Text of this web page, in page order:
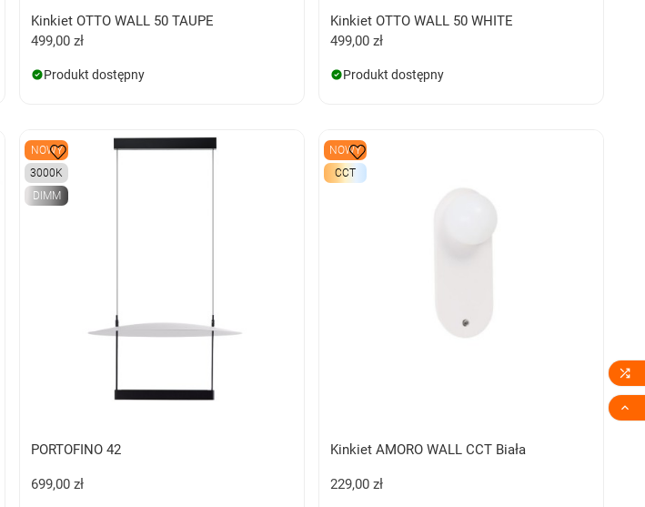
Kinkiet OTTO WALL 50 TAUPE
499,00 zł
Produkt dostępny
Kinkiet OTTO WALL 50 WHITE
499,00 zł
Produkt dostępny
NOWY
3000K
DIMM
PORTOFINO 42
699,00 zł
NOWY
CCT
Kinkiet AMORO WALL CCT Biała
229,00 zł

